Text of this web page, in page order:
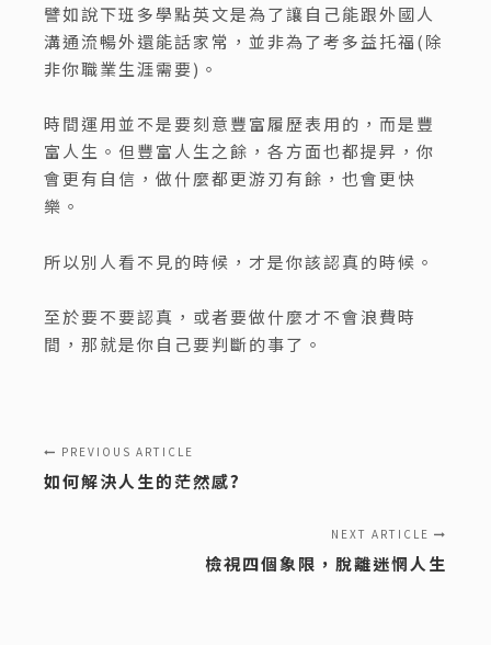
譬如說下班多學點英文是為了讓自己能跟外國人
溝通流暢外還能話家常，並非為了考多益托福(除
非你職業生涯需要)。
時間運用並不是要刻意豐富履歷表用的，而是豐
富人生。但豐富人生之餘，各方面也都提昇，你
會更有自信，做什麼都更游刃有餘，也會更快
樂。
所以別人看不見的時候，才是你該認真的時候。
至於要不要認真，或者要做什麼才不會浪費時
間，那就是你自己要判斷的事了。
PREVIOUS ARTICLE
如何解決人生的茫然感?
NEXT ARTICLE
檢視四個象限，脫離迷惘人生